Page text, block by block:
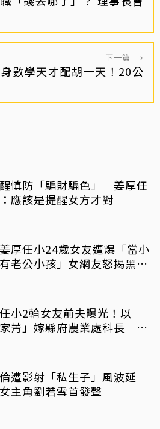
下一篇 →
數學天才配胡一天！20公
慎防「騙財騙色」 姜厚任
應該是提醒女方才對
厚任小24歲女友遭爆「當小
老公小孩」女網友怒揭黑歷
小2輪女友前夫曝光！以
家菁」嫁縣府農業處科長 交
遭影射「私生子」風波延
主角劉若雪首發聲